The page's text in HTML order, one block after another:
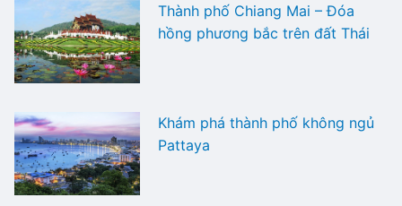
Thành phố Chiang Mai – Đóa
hồng phương bắc trên đất Thái
Khám phá thành phố không ngủ
Pattaya